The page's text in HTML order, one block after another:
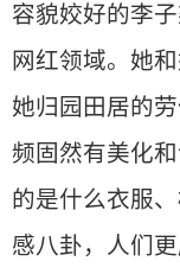
容貌姣好的李
网红领域。她
她归园田居的
频固然有美化
的是什么衣服
感八卦，人们